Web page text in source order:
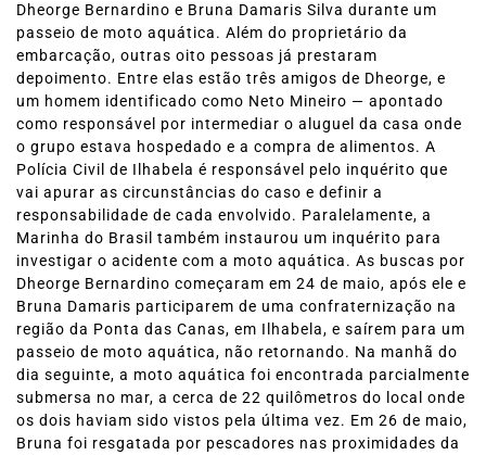
Dheorge Bernardino e Bruna Damaris Silva durante um
passeio de moto aquática. Além do proprietário da
embarcação, outras oito pessoas já prestaram
depoimento. Entre elas estão três amigos de Dheorge, e
um homem identificado como Neto Mineiro — apontado
como responsável por intermediar o aluguel da casa onde
o grupo estava hospedado e a compra de alimentos. A
Polícia Civil de Ilhabela é responsável pelo inquérito que
vai apurar as circunstâncias do caso e definir a
responsabilidade de cada envolvido. Paralelamente, a
Marinha do Brasil também instaurou um inquérito para
investigar o acidente com a moto aquática. As buscas por
Dheorge Bernardino começaram em 24 de maio, após ele e
Bruna Damaris participarem de uma confraternização na
região da Ponta das Canas, em Ilhabela, e saírem para um
passeio de moto aquática, não retornando. Na manhã do
dia seguinte, a moto aquática foi encontrada parcialmente
submersa no mar, a cerca de 22 quilômetros do local onde
os dois haviam sido vistos pela última vez. Em 26 de maio,
Bruna foi resgatada por pescadores nas proximidades da